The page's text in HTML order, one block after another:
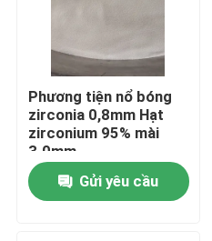
Phương tiện nổ bóng
zirconia 0,8mm Hạt
zirconium 95% mài
3.0mm
Gửi yêu cầu